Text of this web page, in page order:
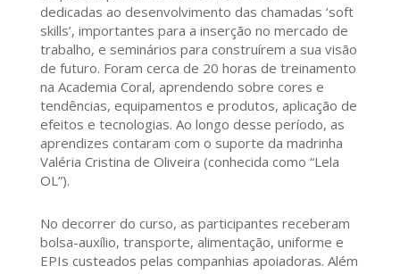
dedicadas ao desenvolvimento das chamadas ‘soft
skills’, importantes para a inserção no mercado de
trabalho, e seminários para construírem a sua visão
de futuro. Foram cerca de 20 horas de treinamento
na Academia Coral, aprendendo sobre cores e
tendências, equipamentos e produtos, aplicação de
efeitos e tecnologias. Ao longo desse período, as
aprendizes contaram com o suporte da madrinha
Valéria Cristina de Oliveira (conhecida como “Lela
OL”).
No decorrer do curso, as participantes receberam
bolsa-auxílio, transporte, alimentação, uniforme e
EPIs custeados pelas companhias apoiadoras. Além